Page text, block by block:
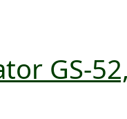
GS-